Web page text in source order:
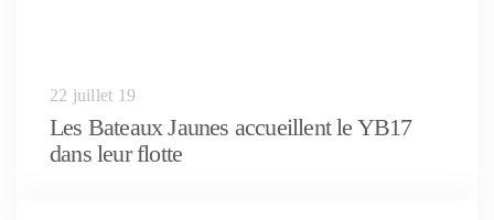
22 juillet 19
Les Bateaux Jaunes accueillent le YB17
dans leur flotte